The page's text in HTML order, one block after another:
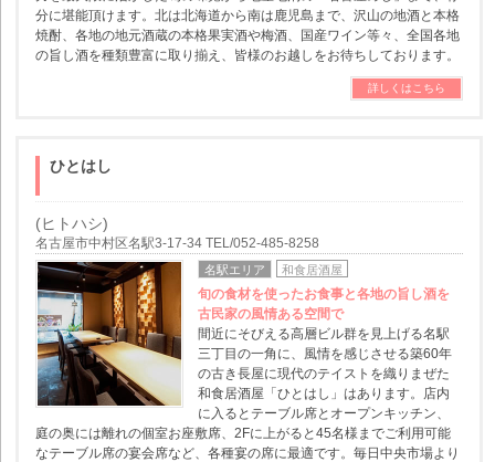
分に堪能頂けます。北は北海道から南は鹿児島まで、沢山の地酒と本格
焼酎、各地の地元酒蔵の本格果実酒や梅酒、国産ワイン等々、全国各地
の旨し酒を種類豊富に取り揃え、皆様のお越しをお待ちしております。
詳しくはこちら
ひとはし
(ヒトハシ)
名古屋市中村区名駅3-17-34 TEL/052-485-8258
名駅エリア 和食居酒屋
旬の食材を使ったお食事と各地の旨し酒を
古民家の風情ある空間で
間近にそびえる高層ビル群を見上げる名駅
三丁目の一角に、風情を感じさせる築60年
の古き長屋に現代のテイストを織りまぜた
和食居酒屋「ひとはし」はあります。店内
に入るとテーブル席とオープンキッチン、
庭の奥には離れの個室お座敷席、2Fに上がると45名様までご利用可能
なテーブル席の宴会席など、各種宴の席に最適です。毎日中央市場より